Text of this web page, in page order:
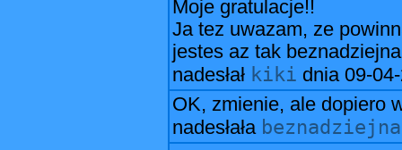
Moje gratulacje!!
Ja tez uwazam, ze
jestes az tak
nadesłał kiki dnia 09-
OK, zmienie, ale dopiero
nadesłała beznadziejna